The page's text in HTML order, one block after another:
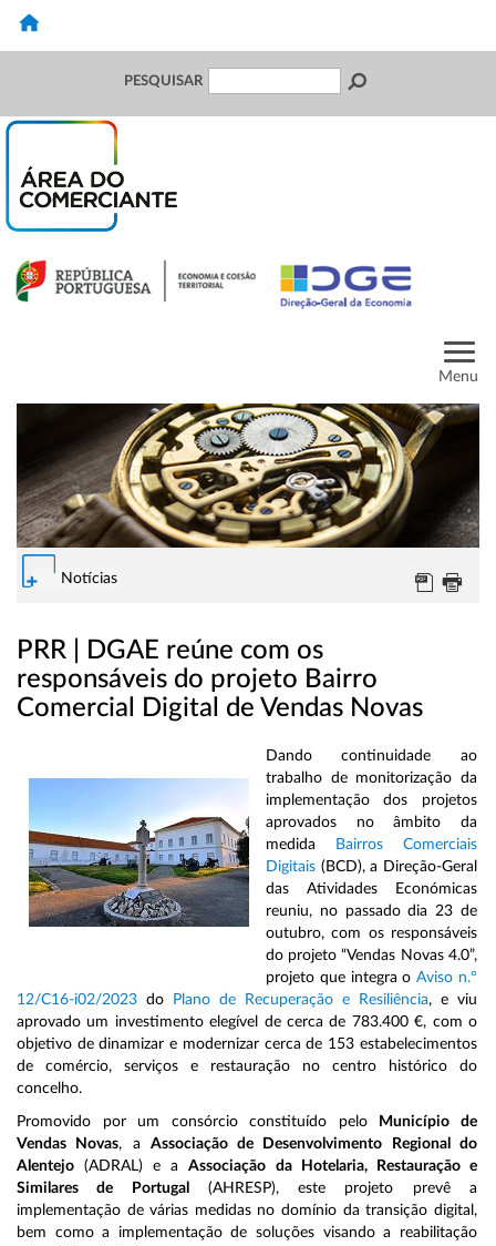
PESQUISAR
Menu
Notícias
PRR | DGAE reúne com os
responsáveis do projeto Bairro
Comercial Digital de Vendas Novas
Dando continuidade ao
trabalho de monitorização da
implementação dos projetos
aprovados no âmbito da
medida
Bairros Comerciais
Digitais (BCD), a Direção-Geral
das Atividades Económicas
reuniu, no passado dia 23 de
outubro, com os responsáveis
do projeto “Vendas Novas 4.0”,
projeto que integra oAviso n.º
12/C16-i02/2023 do Plano de Recuperação e Resiliência, e viu
aprovado um investimento elegível de cerca de 783.400 €, com o
objetivo de dinamizar e modernizar cerca de 153 estabelecimentos
de comércio, serviços e restauração no centro histórico do
concelho.
Promovido por um consórcio constituído pelo
Município de
Vendas Novas, a Associação de Desenvolvimento Regional do
Alentejo (ADRAL) e aAssociação da Hotelaria, Restauração e
Similares de Portugal
(AHRESP), este projeto prevê a
implementação de várias medidas no domínio da transição digital,
bem como a implementação de soluções visando a reabilitação